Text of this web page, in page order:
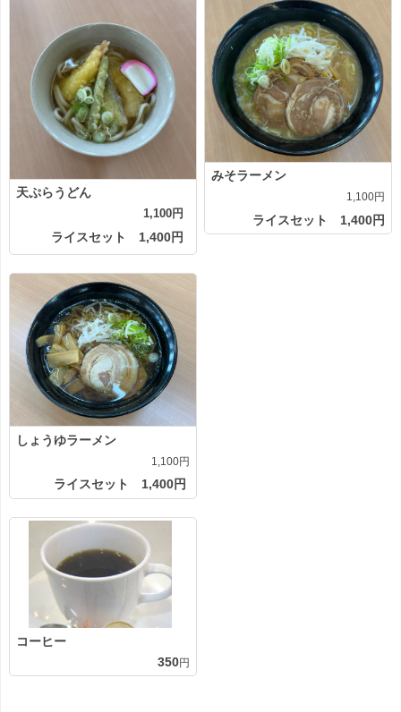
天ぷらうどん
1,100円
ライスセット 1,400円
みそラーメン
1,100円
ライスセット 1,400円
しょうゆラーメン
1,100円
ライスセット 1,400円
コーヒー
350円